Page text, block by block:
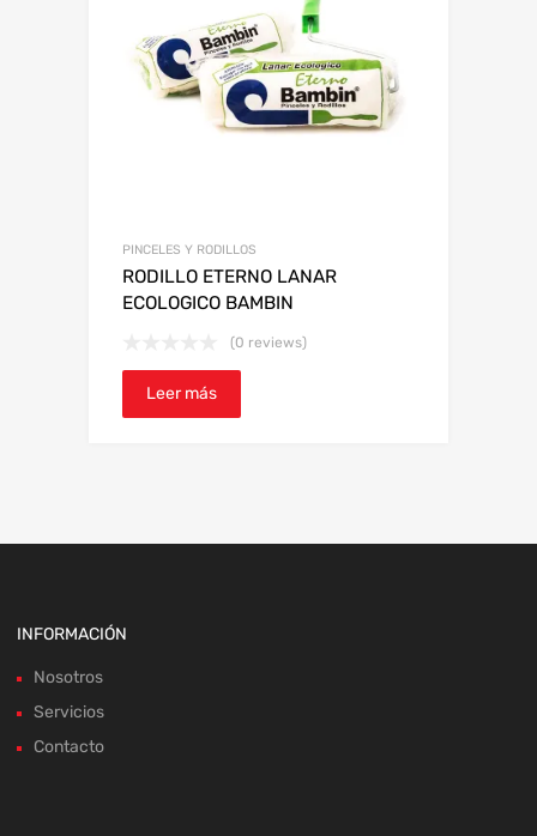
PINCELES Y RODILLOS
RODILLO ETERNO LANAR
ECOLOGICO BAMBIN
(0 reviews)
Leer más
INFORMACIÓN
Nosotros
Servicios
Contacto